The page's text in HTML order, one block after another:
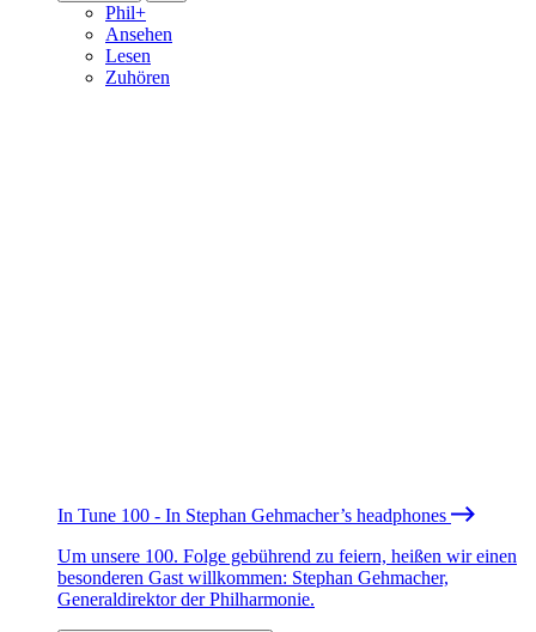
Phil+
Ansehen
Lesen
Zuhören
In Tune 100 - In Stephan Gehmacher’s headphones
Um unsere 100. Folge gebührend zu feiern, heißen wir einen
besonderen Gast willkommen: Stephan Gehmacher,
Generaldirektor der Philharmonie.